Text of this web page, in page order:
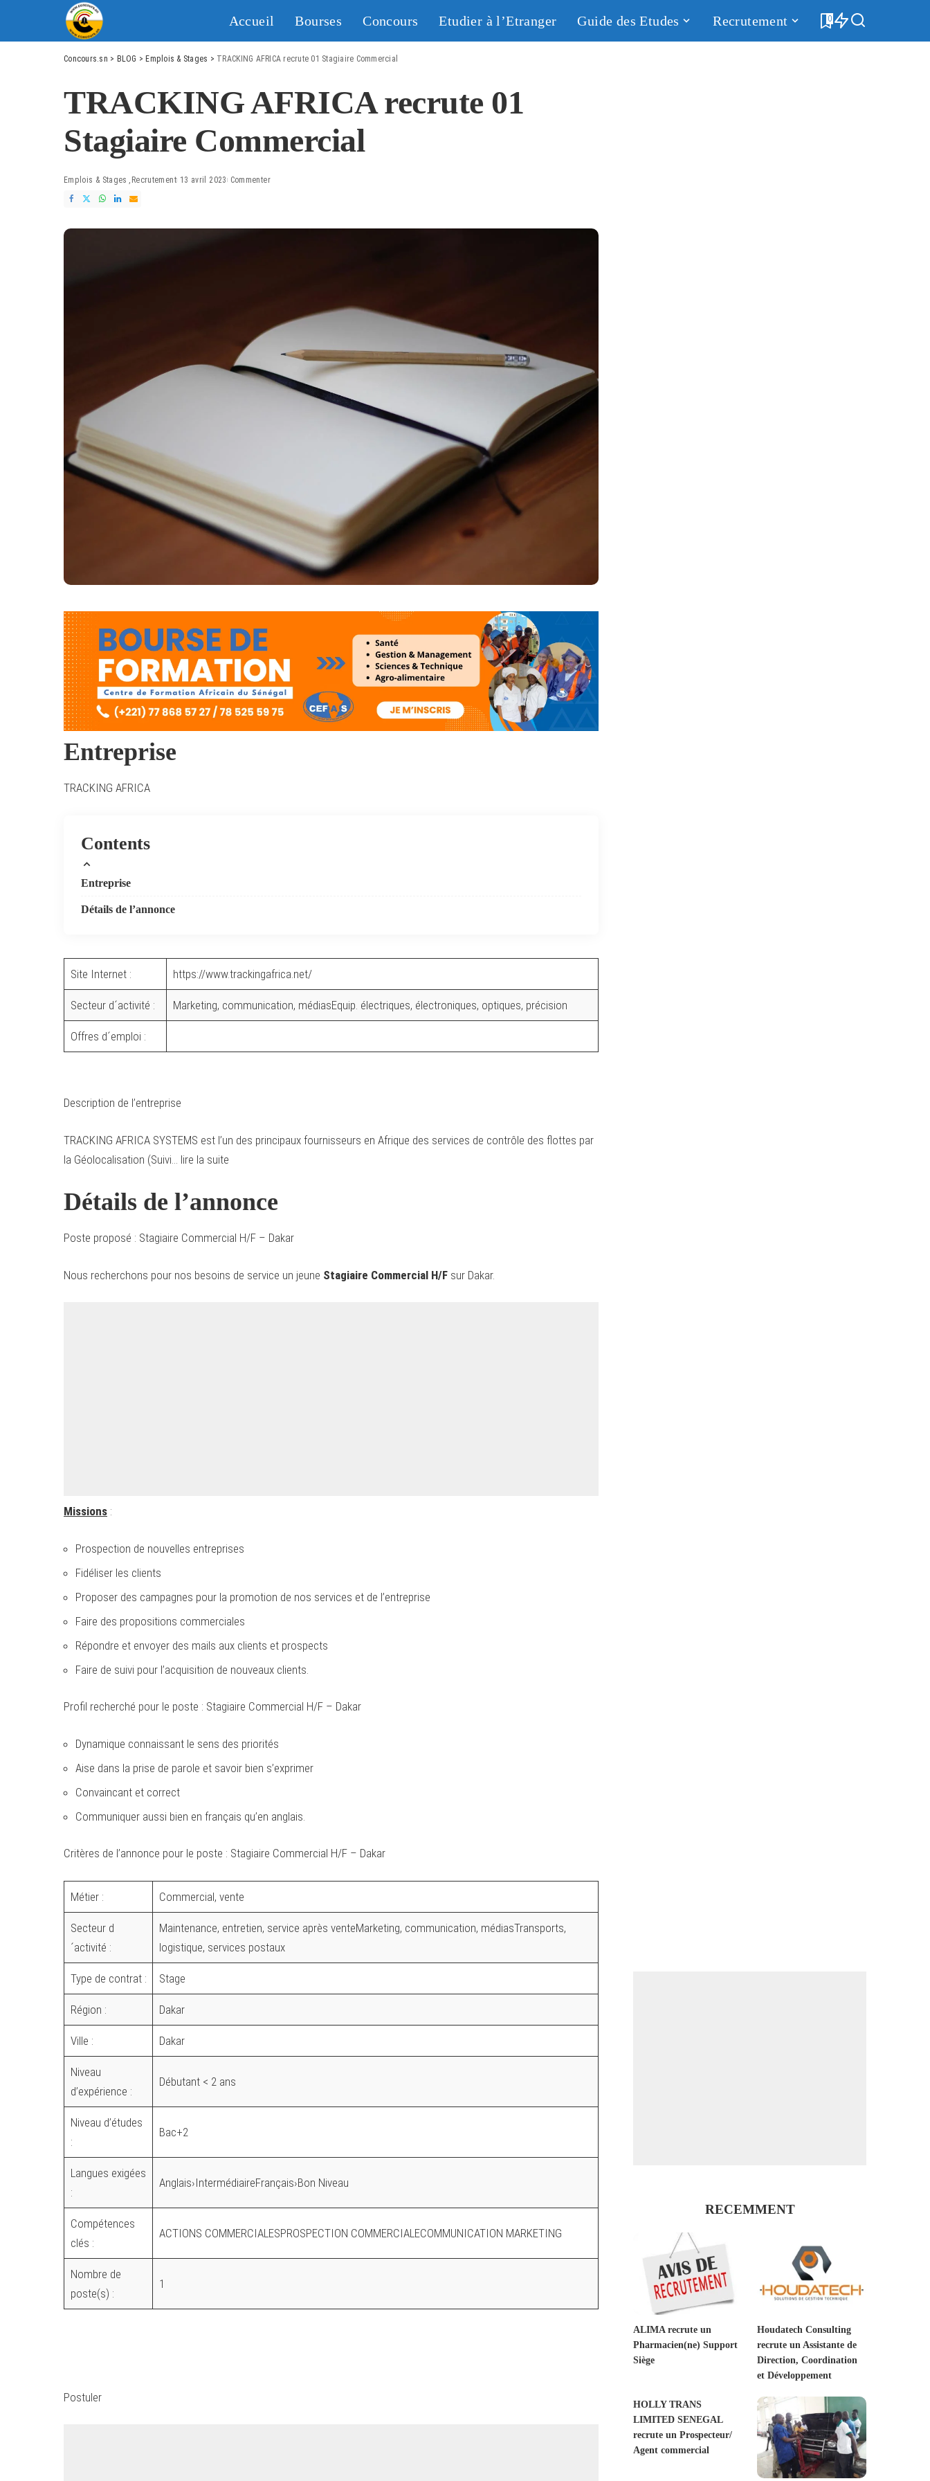
Accueil Bourses Concours Etudier à l’Etranger Guide des Etudes Recrutement 0
Concours.sn > BLOG > Emplois & Stages > TRACKING AFRICA recrute 01 Stagiaire Commercial
TRACKING AFRICA recrute 01
Stagiaire Commercial
Emplois & Stages Recrutement 13 avril 2023 Commenter
Entreprise
TRACKING AFRICA
Contents
Entreprise
Détails de l’annonce
Site Internet : https://www.trackingafrica.net/
Secteur d´activité : Marketing, communication, médiasEquip. électriques, électroniques, optiques, précision
Offres d´emploi :
Description de l’entreprise
TRACKING AFRICA SYSTEMS est l’un des principaux fournisseurs en Afrique des services de contrôle des flottes par
la Géolocalisation (Suivi… lire la suite
Détails de l’annonce
Poste proposé : Stagiaire Commercial H/F – Dakar
Nous recherchons pour nos besoins de service un jeune Stagiaire Commercial H/F sur Dakar.
Missions :
Prospection de nouvelles entreprises
Fidéliser les clients
Proposer des campagnes pour la promotion de nos services et de l’entreprise
Faire des propositions commerciales
Répondre et envoyer des mails aux clients et prospects
Faire de suivi pour l’acquisition de nouveaux clients.
Profil recherché pour le poste : Stagiaire Commercial H/F – Dakar
Dynamique connaissant le sens des priorités
Aise dans la prise de parole et savoir bien s’exprimer
Convaincant et correct
Communiquer aussi bien en français qu’en anglais.
Critères de l’annonce pour le poste : Stagiaire Commercial H/F – Dakar
Métier : Commercial, vente
Secteur d
´activité :
Maintenance, entretien, service après venteMarketing, communication, médiasTransports,
logistique, services postaux
Type de contrat : Stage
Région : Dakar
Ville : Dakar
Niveau
d’expérience :
Débutant < 2 ans
Niveau d’études
:
Bac+2
Langues exigées
:
Anglais›IntermédiaireFrançais›Bon Niveau
Compétences
clés :
ACTIONS COMMERCIALESPROSPECTION COMMERCIALECOMMUNICATION MARKETING
Nombre de
poste(s) :
1
Postuler
RECEMMENT
ALIMA recrute un
Pharmacien(ne) Support
Siège
Houdatech Consulting
recrute un Assistante de
Direction, Coordination
et Développement
HOLLY TRANS
LIMITED SENEGAL
recrute un Prospecteur/
Agent commercial